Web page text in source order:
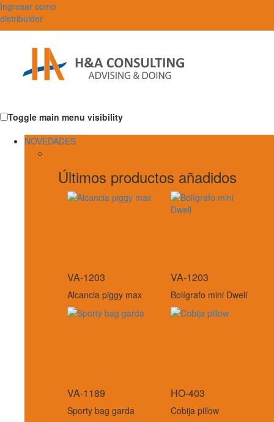
Ingresar como
distribuidor
Toggle main menu visibility
NOVEDADES
Últimos productos añadidos
VA-1203
Alcancia piggy max
VA-1203
Bolígrafo mini Dwell
VA-1189
Sporty bag garda
HO-403
Cobija pillow